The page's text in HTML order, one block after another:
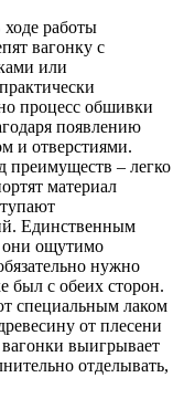
работы
вагонку с
или
процесс обшивки
появлению
и отверстиями.
преимуществ – легко
материал
Единственным
они ощутимо
нужно
был с обеих сторон.
специальным лаком
от плесени
выигрывает
отделывать,